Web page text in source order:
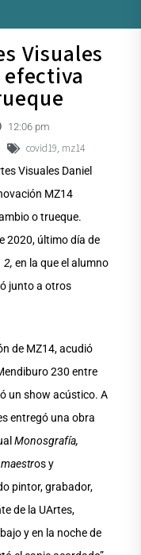
Visuales
12:06 pm
covid19 mz14
Visuales Daniel
MZ14
o trueque.
2020, último día de
2, en la que el alumno
junto a otros
de MZ14, acudió
230 entre
un show acústico. A
entregó una obra
Monosgrafía,
os y
pintor, grabador,
de la UArtes,
y en la noche de